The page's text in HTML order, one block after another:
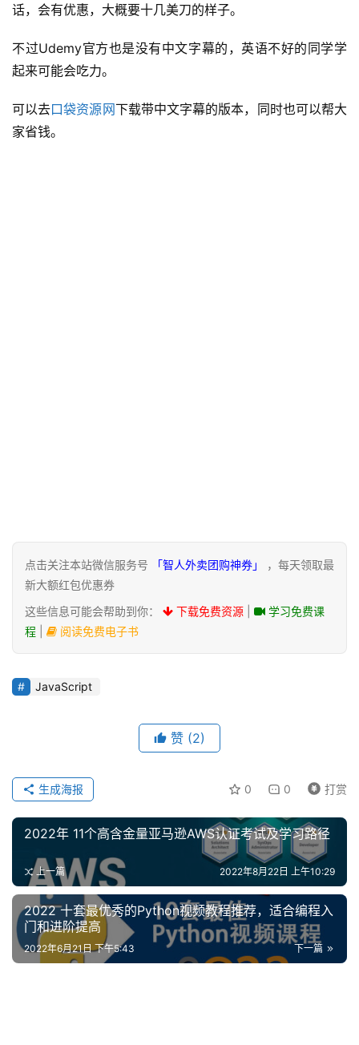
源
宝
作
话，会有优惠，大概要十几美刀的样子。
不过Udemy官方也是没有中文字幕的，英语不好的同学学
起来可能会吃力。
可以去口袋资源网下载带中文字幕的版本，同时也可以帮大
家省钱。
点击关注本站微信服务号 「智人外卖团购神券」
，每天领取最
新大额红包优惠券
这些信息可能会帮助到你：
下载免费资源
学习免费课
程
阅读免费电子书
JavaScript
赞 (2)
0 0 打赏
生成海报
2022年 11个高含金量亚马逊AWS认证考试及学习路径
上一篇 2022年8月22日 上午10:29
2022 十套最优秀的Python视频教程推荐，适合编程入
门和进阶提高
下一篇
2022年6月21日 下午5:43